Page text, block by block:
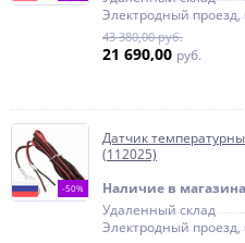
Электродный проезд,
43 380,00 руб.
21 690,00 руб.
-50%
Датчик
(112025)
Наличие в
Удаленный склад
Электродный проезд,